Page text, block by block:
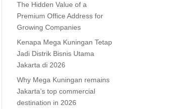
The Hidden Value of a
Premium Office Address for
Growing Companies
Kenapa Mega Kuningan Tetap
Jadi Distrik Bisnis Utama
Jakarta di 2026
Why Mega Kuningan remains
Jakarta’s top commercial
destination in 2026